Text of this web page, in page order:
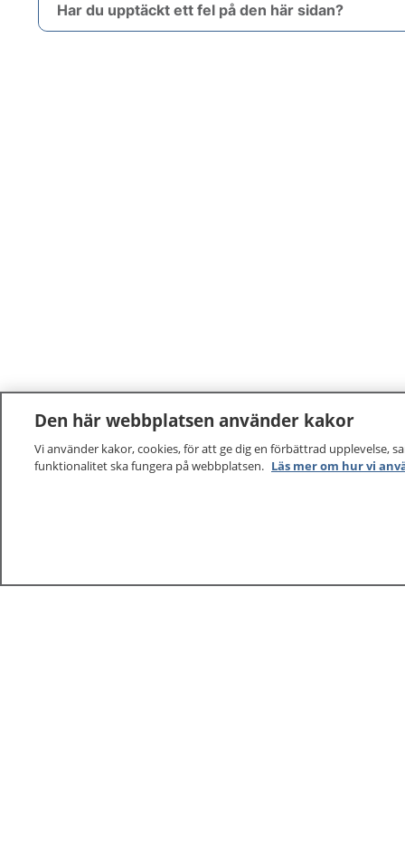
Har du upptäckt ett fel på den här sidan?
Den här webbplatsen använder kakor
Vi använder kakor, cookies, för att ge dig en förbättrad upplevelse,
funktionalitet ska fungera på webbplatsen. Läs mer om hur vi